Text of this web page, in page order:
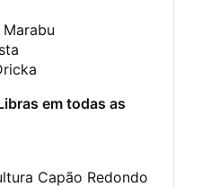
Marabu
em todas as
Capão Redondo